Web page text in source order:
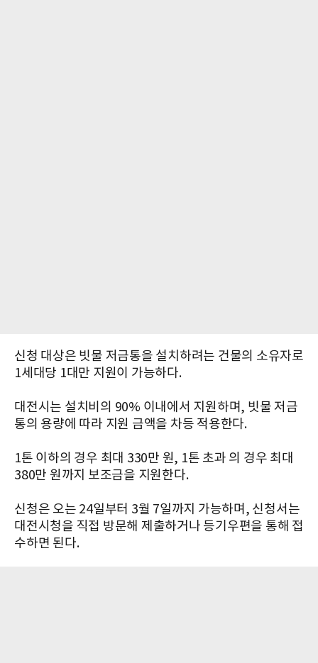
신청 대상은 빗물 저금통을 설치하려는 건물의 소유자로
1세대당 1대만 지원이 가능하다.
대전시는 설치비의 90% 이내에서 지원하며, 빗물 저금
통의 용량에 따라 지원 금액을 차등 적용한다.
1톤 이하의 경우 최대 330만 원, 1톤 초과 의 경우 최대
380만 원까지 보조금을 지원한다.
신청은 오는 24일부터 3월 7일까지 가능하며, 신청서는
대전시청을 직접 방문해 제출하거나 등기우편을 통해 접
수하면 된다.